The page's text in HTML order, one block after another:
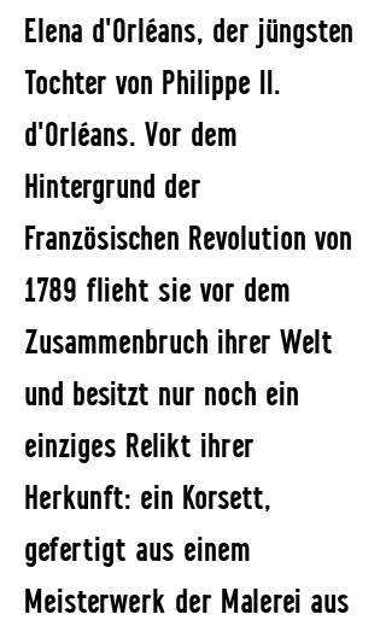
Elena d'Orléans, der jüngsten
Tochter von Philippe II.
d'Orléans. Vor dem
Hintergrund der
Französischen Revolution von
1789 flieht sie vor dem
Zusammenbruch ihrer Welt
und besitzt nur noch ein
einziges Relikt ihrer
Herkunft: ein Korsett,
gefertigt aus einem
Meisterwerk der Malerei aus